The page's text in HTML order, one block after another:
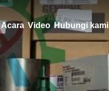
Acara Video Hubungi kami